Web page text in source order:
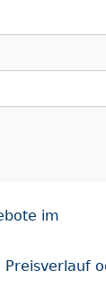
im
Preisverlauf